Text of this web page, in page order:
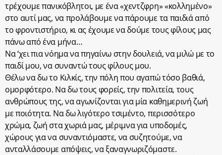
τρέχουμε πανικόβλητοι, με ένα «χεντζφρη» «κολλημένο»
στο αυτί μας, να προλάβουμε να πάρουμε τα παιδιά από
το φροντιστήριο, κι ας έχουμε να δούμε τους φίλους μας
πάνω από ένα μήνα…
Να ‘χει πια νόημα να πηγαίνω στην δουλειά, να μιλώ με το
παιδί μου, να συναντώ τους φίλους μου.
Θέλω να δω το Κιλκίς, την πόλη που αγαπώ τόσο βαθιά,
ομορφότερο. Να δω τους φορείς, την πολιτεία, τους
ανθρώπους της, να αγωνίζονται για μία καθημερινή ζωή
με ποιότητα. Να δω λιγότερο τσιμέντο, περισσότερο
χρώμα, ζωή στα χωριά μας, μέριμνα για υποδομές,
χώρους για να συναντιόμαστε, να συζητούμε, να
ανταλλάσουμε απόψεις, να ξαναγνωριζόμαστε.